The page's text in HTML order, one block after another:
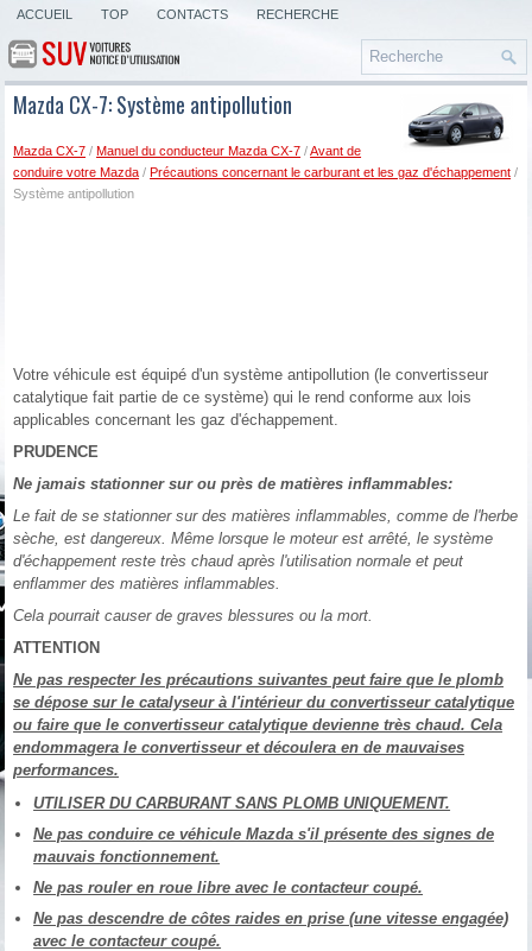
ACCUEIL TOP CONTACTS RECHERCHE
Mazda CX-7: Système antipollution
Mazda CX-7 /Manuel du conducteur Mazda CX-7 /Avant de
conduire votre Mazda /Précautions concernant le carburant et les gaz d'échappement /
Système antipollution
Votre véhicule est équipé d'un système antipollution (le convertisseur
catalytique fait partie de ce système) qui le rend conforme aux lois
applicables concernant les gaz d'échappement.
PRUDENCE
Ne jamais stationner sur ou près de matières inflammables:
Le fait de se stationner sur des matières inflammables, comme de l'herbe
sèche, est dangereux. Même lorsque le moteur est arrêté, le système
d'échappement reste très chaud après l'utilisation normale et peut
enflammer des matières inflammables.
Cela pourrait causer de graves blessures ou la mort.
ATTENTION
Ne pas respecter les précautions suivantes peut faire que le plomb
se dépose sur le catalyseur à l'intérieur du convertisseur catalytique
ou faire que le convertisseur catalytique devienne très chaud. Cela
endommagera le convertisseur et découlera en de mauvaises
performances.
UTILISER DU CARBURANT SANS PLOMB UNIQUEMENT.
Ne pas conduire ce véhicule Mazda s'il présente des signes de
mauvais fonctionnement.
Ne pas rouler en roue libre avec le contacteur coupé.
Ne pas descendre de côtes raides en prise (une vitesse engagée)
avec le contacteur coupé.